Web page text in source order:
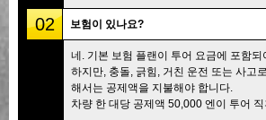
02 보험이 있나요?
네. 기본 보험 플랜이 투어 요금에 포함되
하지만, 충돌, 긁힘, 거친 운전 또는 사고
해서는 공제액을 지불해야 합니다.
차량 한 대당 공제액 50,000 엔이 투어 직